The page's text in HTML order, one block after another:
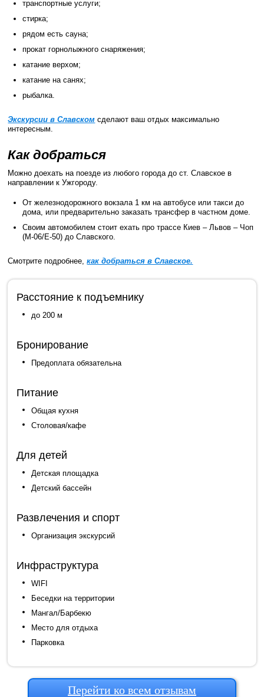
транспортные услуги;
стирка;
рядом есть сауна;
прокат горнолыжного снаряжения;
катание верхом;
катание на санях;
рыбалка.
Экскурсии в Славском сделают ваш отдых максимально
интересным.
Как добраться
Можно доехать на поезде из любого города до ст. Славское в
направлении к Ужгороду.
От железнодорожного вокзала 1 км на автобусе или такси до
дома, или предварительно заказать трансфер в частном доме.
Своим автомобилем стоит ехать про трассе Киев – Львов – Чоп
(М-06/E-50) до Славского.
Смотрите подробнее,как добраться в Славское.
Расстояние к подъемнику
до 200 м
Бронирование
Предоплата обязательна
Питание
Общая кухня
Столовая/кафе
Для детей
Детская площадка
Детский бассейн
Развлечения и спорт
Организация экскурсий
Инфраструктура
WIFI
Беседки на территории
Мангал/Барбекю
Место для отдыха
Парковка
Перейти ко всем отзывам